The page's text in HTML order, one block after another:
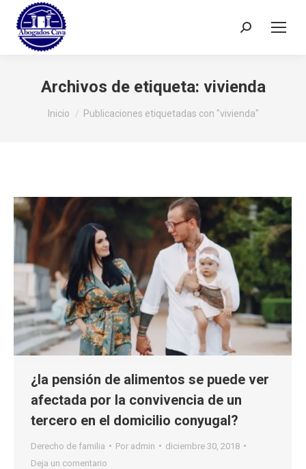
Buscar:
Archivos de etiqueta: vivienda
Estás aquí:
Inicio Publicaciones etiquetadas con "vivienda"
¿la pensión de alimentos se puede ver
afectada por la convivencia de un
tercero en el domicilio conyugal?
Derecho de familia Por admin
diciembre 30, 2018
Deja un comentario